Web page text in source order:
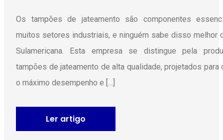
Os tampões de jateamento são componentes
muitos setores industriais, e ninguém sabe disso melhor
Sulamericana. Esta empresa se distingue pela
tampões de jateamento de alta qualidade, projetados para
o máximo desempenho e […]
Ler artigo